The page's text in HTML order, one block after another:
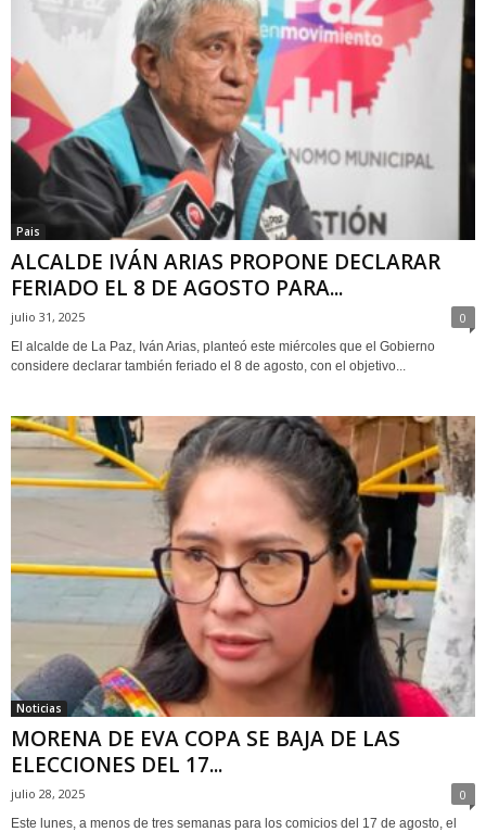
Pais
ALCALDE IVÁN ARIAS PROPONE DECLARAR
FERIADO EL 8 DE AGOSTO PARA...
julio 31, 2025 0
El alcalde de La Paz, Iván Arias, planteó este miércoles que el Gobierno
considere declarar también feriado el 8 de agosto, con el objetivo...
Noticias
MORENA DE EVA COPA SE BAJA DE LAS
ELECCIONES DEL 17...
julio 28, 2025 0
Este lunes, a menos de tres semanas para los comicios del 17 de agosto, el